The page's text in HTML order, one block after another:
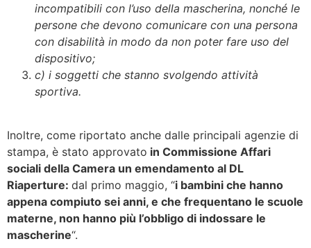
incompatibili con l’uso della mascherina, nonché le
persone che devono comunicare con una persona
con disabilità in modo da non poter fare uso del
dispositivo;
c) i soggetti che stanno svolgendo attività
sportiva.
Inoltre, come riportato anche dalle principali agenzie di
stampa, è stato approvato in Commissione Affari
sociali della Camera un emendamento al DL
Riaperture: dal primo maggio, “i bambini che hanno
appena compiuto sei anni, e che frequentano le scuole
materne, non hanno più l’obbligo di indossare le
mascherine“.